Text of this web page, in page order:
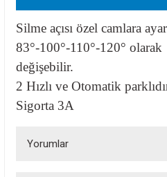
Silme açısı özel camlara
83°-100°-110°-120° olarak
değişebilir.
2 Hızlı ve Otomatik
Sigorta 3A
Yorumlar